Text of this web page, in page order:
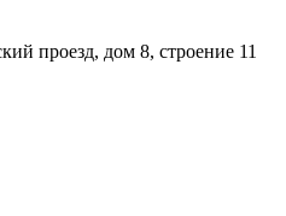
проезд, дом 8, строение 11